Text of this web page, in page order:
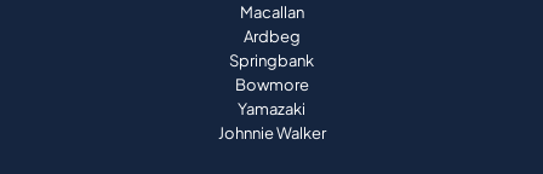
Macallan
Ardbeg
Springbank
Bowmore
Yamazaki
Johnnie Walker